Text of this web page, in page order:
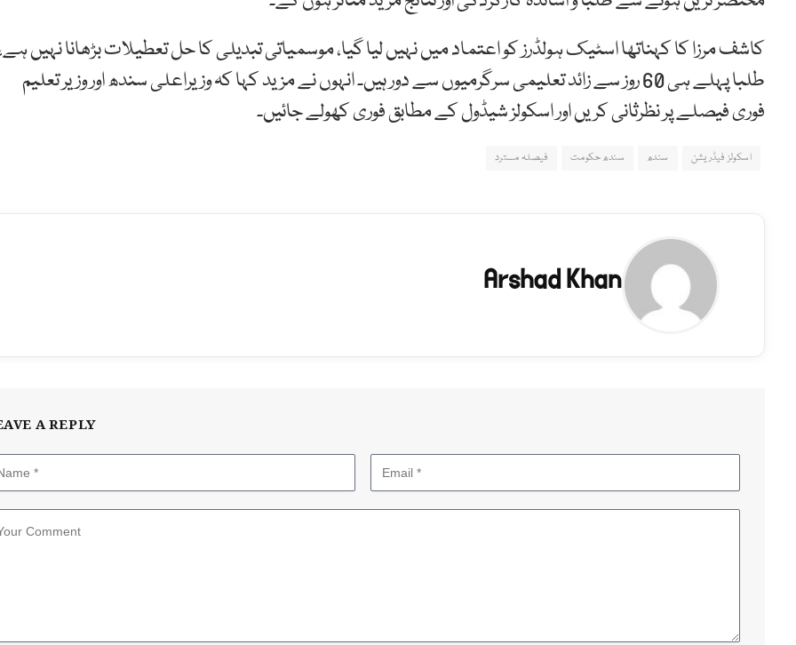
کاشف مرزا کا کہناتھا اسٹیک ہولڈرز کو اعتماد میں نہیں لیا گیا، موسمیاتی تبدیلی کا حل تعطیلات بڑھانا نہیں
طلبا پہلے ہی 60 روز سے زائد تعلیمی سرگرمیوں سے دور ہیں۔ انہوں نے مزید کہا کہ وزیراعلی سندھ اور وزیر تعلیم
فوری فیصلے پر نظرثانی کریں اور اسکولز شیڈول کے مطابق فوری کھولے جائیں۔
اسکولز فیڈریشن سندھ سندھ حکومت فیصلہ مسترد
Arshad Khan
A REPLY